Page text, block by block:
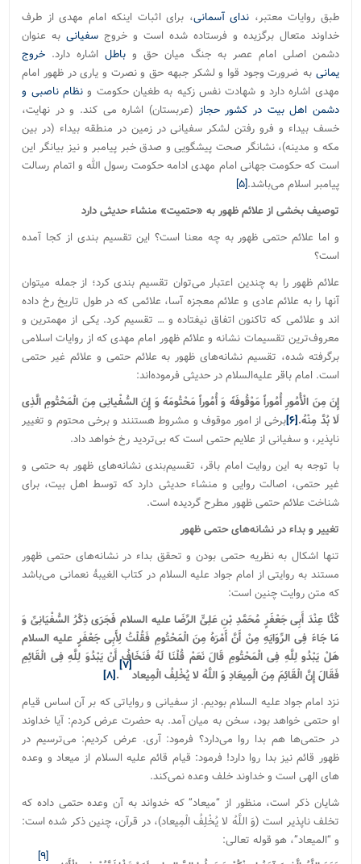
طبق روایات معتبر، ندای آسمانی، برای اثبات اینکه امام مهدی از طرف
خداوند متعال برگزیده و فرستاده شده است و خروج سفیانیبه عنوان
دشمن اصلی امام عصر به جنگ میان حق و باطلاشاره دارد. خروج
یمانی به ضرورت وجود قوا و لشکر جبهه حق و نصرت و یاری در ظهور امام
مهدی اشاره دارد و شهادت نفس زکیه به طغیان حکومت ونظام ناصبی و
دشمن اهل بیت در کشور حجاز (عربستان) اشاره می کند. و در نهایت،
خسف بیداء و فرو رفتن لشکر سفیانی در زمین در منطقه بیداء (در بین
مکه و مدینه)، نشانگر صحت پیشگویی و صدق خبر پیامبر و نیز بیانگر این
است که حکومت جهانی امام مهدی ادامه حکومت رسول الله و اتمام رسالت
پیامبر اسلام می‌باشد.[۵]
توصیف بخشی از علائم ظهور به «حتمیت» منشاء حدیثی دارد
و اما علائم حتمی ظهور به چه معنا است؟ این تقسیم بندی از کجا آمده
است؟
علائم ظهور را به چندین اعتبار می‌توان تقسیم بندی کرد؛ از جمله میتوان
آنها را به علائم عادی و علائم معجزه آسا، علائمی که در طول تاریخ رخ داده
اند و علائمی که تاکنون اتفاق نیفتاده و … تقسیم کرد. یکی از مهمترین و
معروف‌ترین تقسیمات نشانه و علائم ظهور امام مهدی که از روایات اسلامی
برگرفته شده، تقسیم نشانه‌های ظهور به علائم حتمی و علائم غیر حتمی
است. امام باقر علیه‌السلام در حدیثی فرموده‌اند:
إِنَ‏ مِنَ‏ الْأُمُورِ أُمُوراً مَوْقُوفَهً وَ أُمُوراً مَحْتُومَهً وَ إِنَ‏ السُّفْیانِی‏ مِنَ‏ الْمَحْتُومِ‏ الَّذِی
لَا بُدَّ مِنْهُ.[۶] برخی از امور موقوف و مشروط هستنند و برخی محتوم و تغییر
ناپذیر، و سفیانی از علایم حتمی است که بی‌تردید رخ خواهد داد.
با توجه به این روایت امام باقر، تقسیم‌بندی نشانه‌های ظهور به حتمی و
غیر حتمی، اصالت روایی و منشاء حدیثی دارد که توسط اهل بیت، برای
شناخت علائم حتمی ظهور مطرح گردیده است.
تغییر و بداء در نشانه‌های حتمی ظهور
تنها اشکال به نظریه حتمی بودن و تحقق بداء در نشانه‌های حتمی ظهور
مستند به روایتی از امام جواد علیه السلام در کتاب الغیبۀ نعمانی می‌باشد
که متن روایت چنین است:
کُنَّا عِنْدَ أَبِی جَعْفَرٍ مُحَمَّدِ بْنِ عَلِیٍّ الرِّضَا علیه السلام فَجَرَى ذِکْرُ السُّفْیَانِیِّ وَ
مَا جَاءَ فِی الرِّوَایَهِ مِنْ أَنَّ أَمْرَهُ مِنَ الْمَحْتُومِ فَقُلْتُ لِأَبِی جَعْفَرٍ علیه السلام
هَلْ یَبْدُو لِلَّهِ فِی الْمَحْتُومِ قَالَ نَعَمْ قُلْنَا لَهُ فَنَخَافُ أَنْ یَبْدُوَ لِلَّهِ فِی الْقَائِمِ
فَقَالَ إِنَّ الْقَائِمَ مِنَ الْمِیعَادِ وَ اللَّهُ‏ لا یُخْلِفُ الْمِیعاد
[۷]
.[۸]
نزد امام جواد علیه‌ السلام بودیم. از سفیانی و روایاتی که بر آن اساس قیام
او حتمی خواهد بود، سخن به میان آمد. به حضرت عرض کردم: آیا خداوند
در حتمی­‌ها هم بدا روا می‌­دارد؟ فرمود: آری. عرض کردیم: می­‌ترسیم در
ظهور قائم نیز بدا روا دارد! فرمود: قیام قائم علیه ‌السلام از میعاد و وعده­‌
های الهی است و خداوند خلف وعده نمی­‌کند.
شایان ذکر است، منظور از “میعاد” که خدواند به آن وعده حتمی داده که
تخلف ناپذیر است (وَ اللَّهُ‏ لا یُخْلِفُ الْمِیعاد)، در قرآن، چنین ذکر شده است:
و “المیعاد”، هو قوله تعالى:‏
[۹]